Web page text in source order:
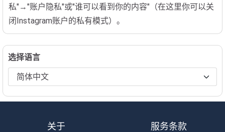
私"→"账户隐私"或"谁可以看到你的内容"（在这里你可以关
闭Instagram账户的私有模式）。
选择语言
关于 服务条款